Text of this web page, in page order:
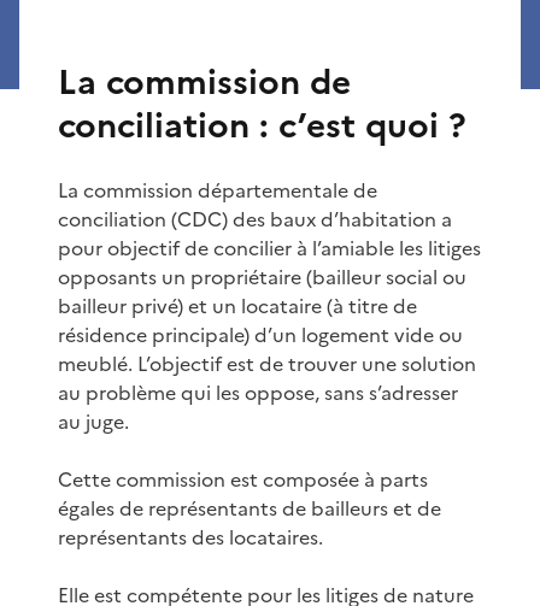
La commission de
conciliation : c’est quoi ?
La commission départementale de
conciliation (CDC) des baux d’habitation a
pour objectif de concilier à l’amiable les litiges
opposants un propriétaire (bailleur social ou
bailleur privé) et un locataire (à titre de
résidence principale) d’un logement vide ou
meublé. L’objectif est de trouver une solution
au problème qui les oppose, sans s’adresser
au juge.
Cette commission est composée à parts
égales de représentants de bailleurs et de
représentants des locataires.
Elle est compétente pour les litiges de nature